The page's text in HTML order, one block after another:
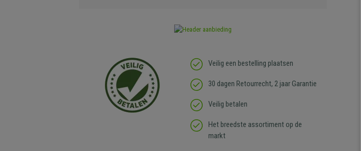
Veilig een bestelling plaatsen
30 dagen Retourrecht, 2 jaar Garantie
Veilig betalen
Het breedste assortiment op de
markt